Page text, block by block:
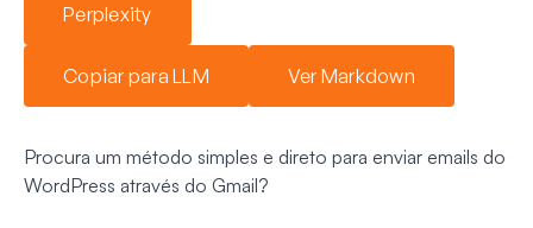
Perplexity
Copiar para LLM Ver Markdown
Procura um método simples e direto para enviar emails do
WordPress através do Gmail?